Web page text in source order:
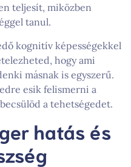
teljesít, miközben
tanul.
kognitív képességekkel
hogy ami
másnak is egyszerű.
esik felismerni a
a tehetségedet.
hatás és